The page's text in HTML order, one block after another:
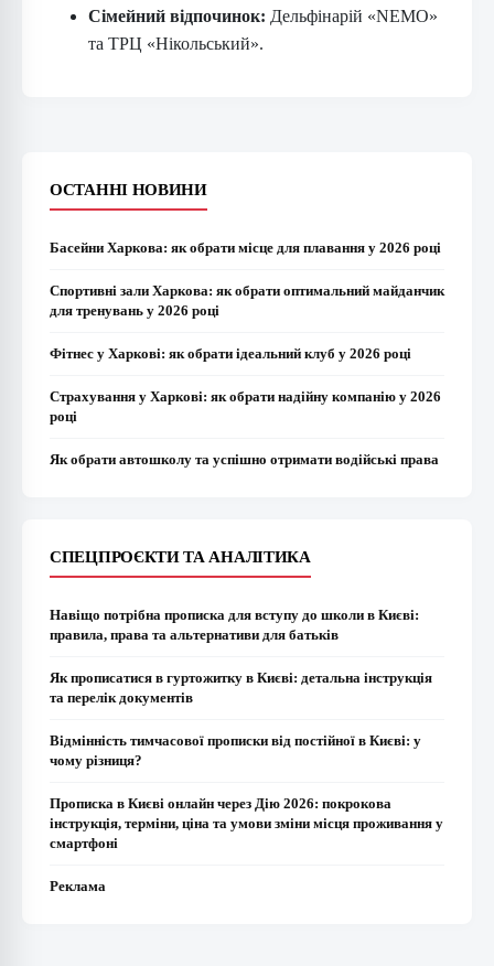
Сімейний відпочинок: Дельфінарій «NEMO»
та ТРЦ «Нікольський».
ОСТАННІ НОВИНИ
Басейни Харкова: як обрати місце для плавання у 2026 році
Спортивні зали Харкова: як обрати оптимальний майданчик
для тренувань у 2026 році
Фітнес у Харкові: як обрати ідеальний клуб у 2026 році
Страхування у Харкові: як обрати надійну компанію у 2026
році
Як обрати автошколу та успішно отримати водійські права
СПЕЦПРОЄКТИ ТА АНАЛІТИКА
Навіщо потрібна прописка для вступу до школи в Києві:
правила, права та альтернативи для батьків
Як прописатися в гуртожитку в Києві: детальна інструкція
та перелік документів
Відмінність тимчасової прописки від постійної в Києві: у
чому різниця?
Прописка в Києві онлайн через Дію 2026: покрокова
інструкція, терміни, ціна та умови зміни місця проживання у
смартфоні
Реклама